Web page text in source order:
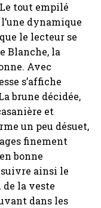
tout empilé
dynamique
le lecteur se
Blanche, la
Avec
s’affiche
brune décidée,
et
un peu désuet,
finement
bonne
ainsi le
de la veste
dans les